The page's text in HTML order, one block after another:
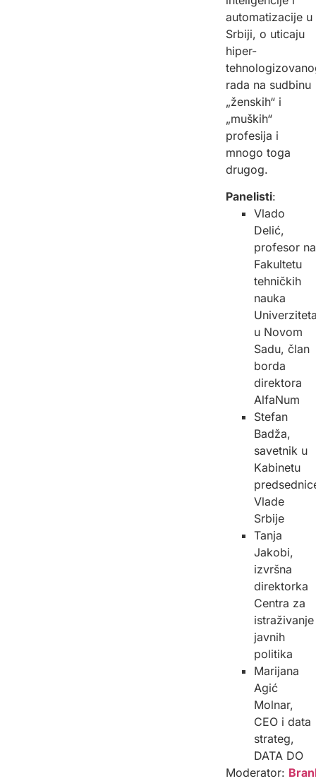
automatizacije u
Srbiji, o uticaju
hiper-
rada na sudbinu
„ženskih“ i
„muških“
profesija i
mnogo toga
drugog.
Panelisti:
Vlado
Delić,
profesor na
Fakultetu
tehničkih
nauka
u Novom
Sadu, član
borda
direktora
AlfaNum
Stefan
Badža,
savetnik u
Kabinetu
Vlade
Srbije
Tanja
Jakobi,
izvršna
direktorka
Centra za
istraživanje
javnih
politika
Marijana
Agić
Molnar,
CEO i data
strateg,
DATA DO
Moderator: